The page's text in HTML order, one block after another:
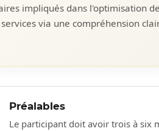
impliqués dans l'optimisation
via une compréhension
Préalables
Le participant doit avoir trois à six